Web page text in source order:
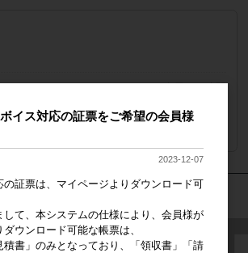
ご注文には
イス対応の証票をご希望の会員様
2023-12-07
の証票は、マイページよりダウンロード可
して、本システムの仕様により、会員様が
ウンロード可能な帳票は、
積書」のみとなっており、「領収書」「請